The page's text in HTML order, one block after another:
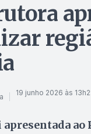
19 junho 2026 às
ao